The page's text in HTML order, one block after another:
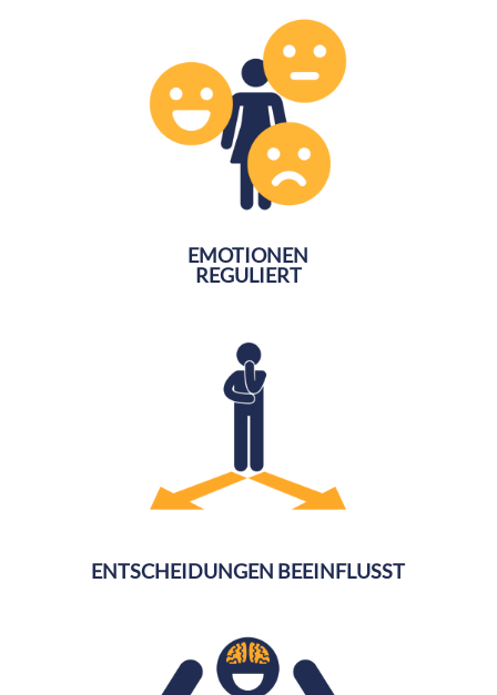
EMOTIONEN
REGULIERT
ENTSCHEIDUNGEN BEEINFLUSST